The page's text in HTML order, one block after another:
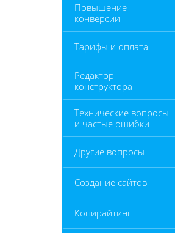
Повышение
конверсии
Тарифы и оплата
Редактор
конструктора
Технические вопросы
и частые ошибки
Другие вопросы
Создание сайтов
Копирайтинг